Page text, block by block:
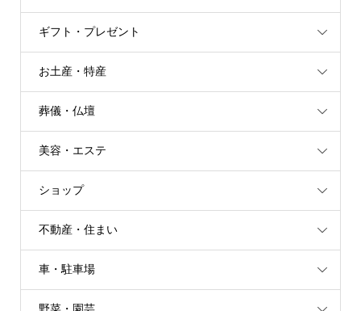
ギフト・プレゼント
お土産・特産
葬儀・仏壇
美容・エステ
ショップ
不動産・住まい
車・駐車場